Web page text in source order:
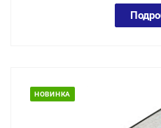
НОВИНКА